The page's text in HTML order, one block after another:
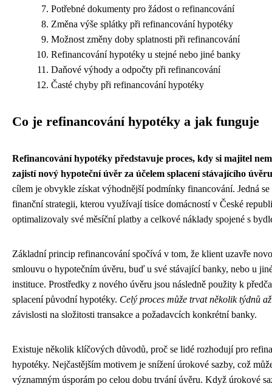
Potřebné dokumenty pro žádost o refinancování
Změna výše splátky při refinancování hypotéky
Možnost změny doby splatnosti při refinancování
Refinancování hypotéky u stejné nebo jiné banky
Daňové výhody a odpočty při refinancování
Časté chyby při refinancování hypotéky
Co je refinancování hypotéky a jak funguje
Refinancování hypotéky představuje proces, kdy si majitel
zajistí nový hypoteční úvěr za účelem splacení stávajícího úvěru
cílem je obvykle získat výhodnější podmínky financování. Jedná se
finanční strategii, kterou využívají tisíce domácností v České
optimalizovaly své měsíční platby a celkové náklady spojené s
Základní princip refinancování spočívá v tom, že klient uzavře
smlouvu o hypotečním úvěru, buď u své stávající banky, nebo u
instituce. Prostředky z nového úvěru jsou následně použity k
splacení původní hypotéky. Celý proces může trvat několik týdnů
závislosti na složitosti transakce a požadavcích konkrétní banky.
Existuje několik klíčových důvodů, proč se lidé rozhodují pro
hypotéky. Nejčastějším motivem je snížení úrokové sazby, což
významným úsporám po celou dobu trvání úvěru. Když úrokové